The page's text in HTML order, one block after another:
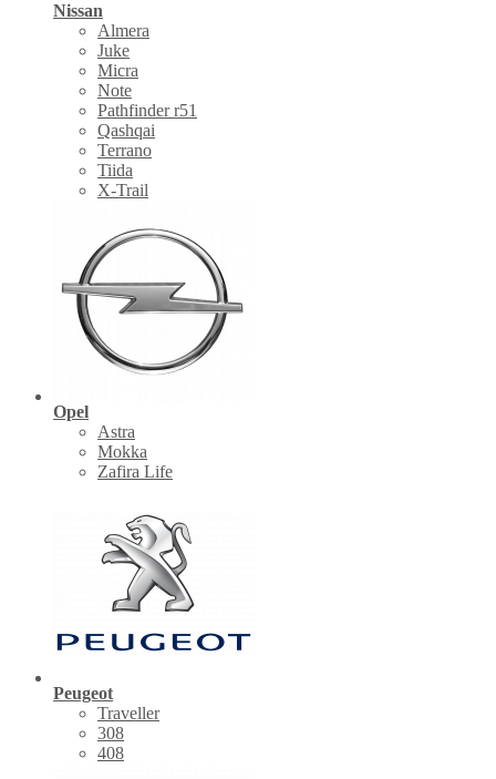
Nissan
Almera
Juke
Micra
Note
Pathfinder r51
Qashqai
Terrano
Tiida
X-Trail
Opel
Astra
Mokka
Zafira Life
Peugeot
Traveller
308
408